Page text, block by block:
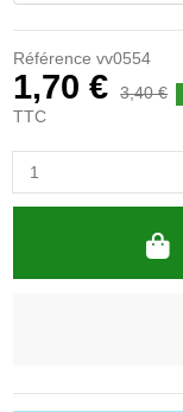
Référence vv0554
1,70 € 3,40 €
TTC